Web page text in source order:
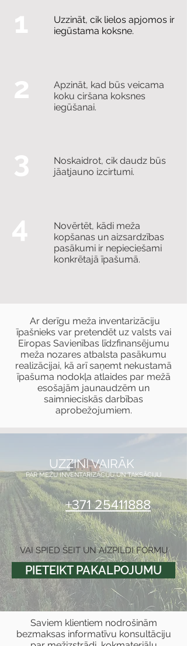
1
Uzzināt, cik lielos apjomos ir
iegūstama koksne.
2
Apzināt, kad būs veicama
koku ciršana koksnes
iegūšanai.
3
Noskaidrot, cik daudz būs
jāatjauno izcirtumi.
4
Novērtēt, kādi meža
kopšanas un aizsardzības
pasākumi ir nepieciešami
konkrētajā īpašumā.
Ar derīgu meža inventarizāciju
īpašnieks var pretendēt uz valsts vai
Eiropas Savienības līdzfinansējumu
meža nozares atbalsta pasākumu
realizācijai, kā arī saņemt nekustamā
īpašuma nodokļa atlaides par mežā
esošajām jaunaudzēm un
saimnieciskās darbības
aprobežojumiem.
UZZINI VAIRĀK
PAR MEŽU INVENTARIZĀCIJU UN TAKSĀCIJU
+371 25411888
VAI SPIED ŠEIT UN AIZPILDI FORMU
PIETEIKT PAKALPOJUMU
Saviem klientiem nodrošinām
bezmaksas informatīvu konsultāciju